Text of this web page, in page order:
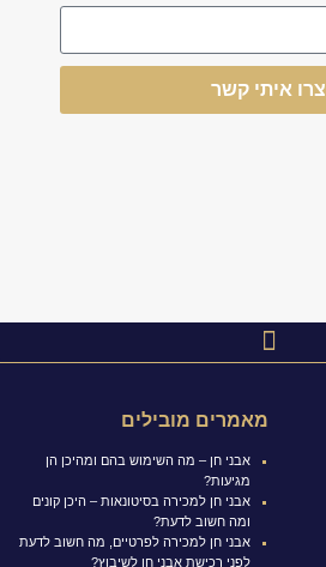
צרו איתי קשר
מאמרים מובילים
אבני חן – מה השימוש בהם ומהיכן הן
מגיעות?
אבני חן למכירה בסיטונאות – היכן קונים
ומה חשוב לדעת?
אבני חן למכירה לפרטיים, מה חשוב לדעת
לפני רכישת אבני חן לשיבוץ?